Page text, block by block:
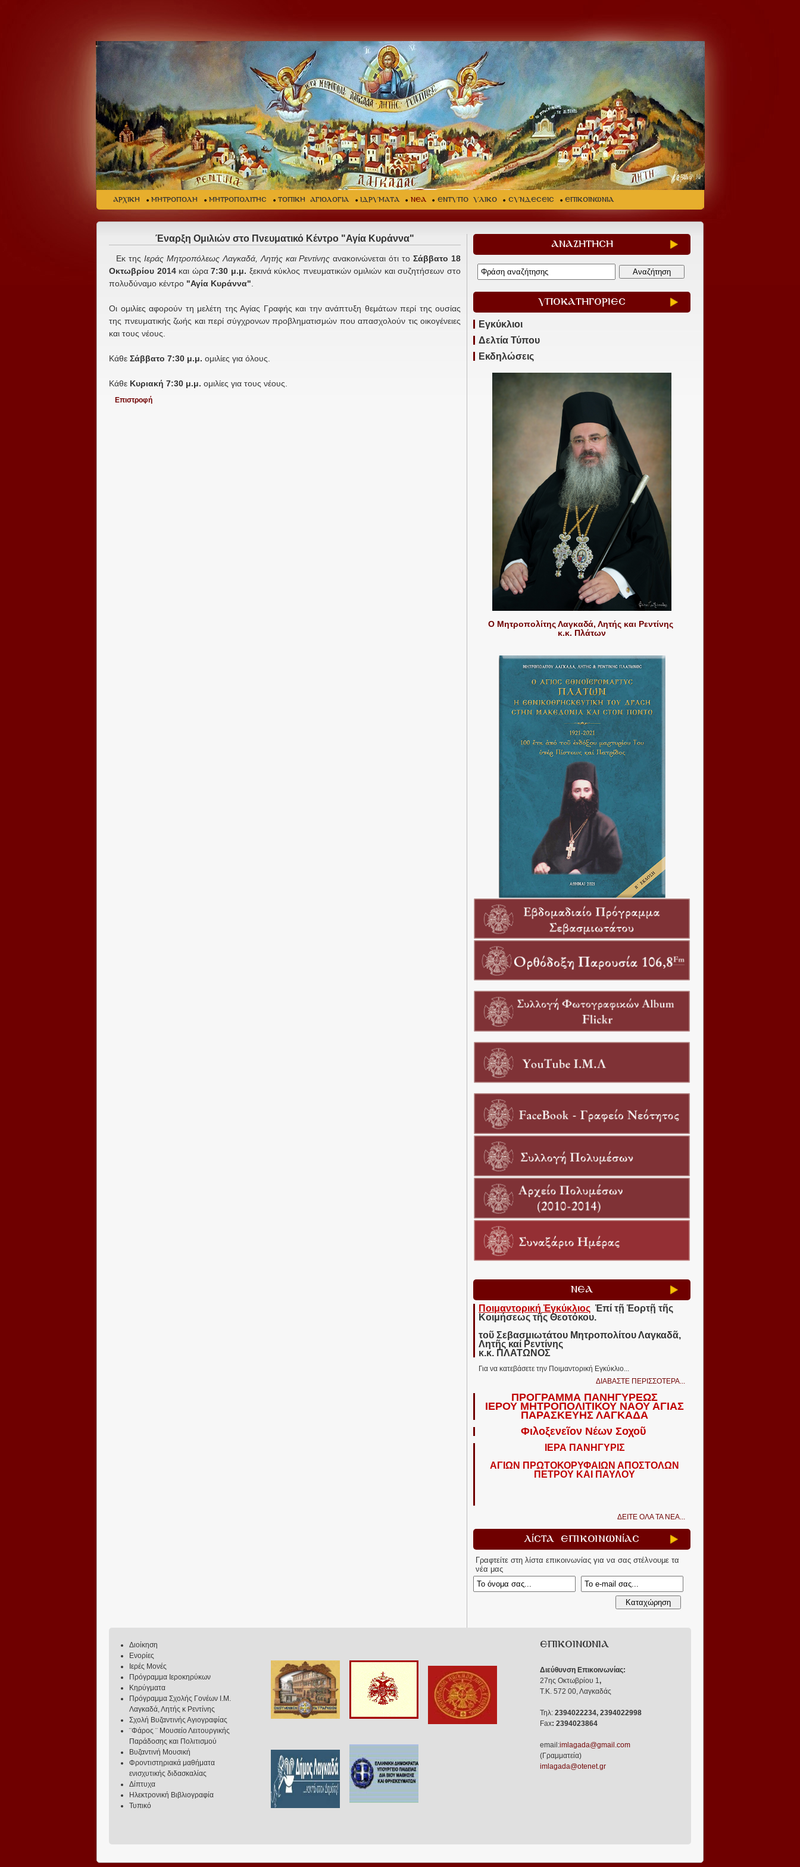
ΑΡΧΙΚΗ ΜΗΤΡΟΠΟΛΗ ΜΗΤΡΟΠΟΛΙΤΗΣ ΤΟΠΙΚΗ ΑΓΙΟΛΟΓΙΑ ΙΔΡΥΜΑΤΑ ΝΕΑ ΕΝΤΥΠΟ ΥΛΙΚΟ ΣΥΝΔΕΣΕΙΣ ΕΠΙΚΟΙΝΩΝΙΑ
Έναρξη Ομιλιών στο Πνευματικό Κέντρο "Αγία Κυράννα"
Εκ της Ιεράς Μητροπόλεως Λαγκαδά, Λητής και Ρεντίνης ανακοινώνεται ότι τοΣάββατο 18
Οκτωβρίου 2014 και ώρα7:30 μ.μ. ξεκινά κύκλος πνευματικών ομιλιών και συζητήσεων στο
πολυδύναμο κέντρο "Αγία Κυράννα"
Οι ομιλίες αφορούν τη μελέτη της Αγίας Γραφής και την ανάπτυξη θεμάτων περί της ουσίας
της πνευματικής ζωής και περί σύγχρονων προβληματισμών που απασχολούν τις οικογένειες
και τους νέους.
Κάθε Σάββατο 7:30 μ.μ. ομιλίες για όλους.
Κάθε Κυριακή 7:30 μ.μ. ομιλίες για τους νέους.
Επιστροφή
ΑΝΑΖΗΤΗΣΗ
ΥΠΟΚΑΤΗΓΟΡΙΕΣ
Εγκύκλιοι
Δελτία Τύπου
Εκδηλώσεις
Ο Μητροπολίτης Λαγκαδά, Λητής και Ρεντίνης
κ.κ. Πλάτων
ΝΕΑ
Ποιμαντορική Ἐγκύκλιος Ἐπί τῇ Ἑορτῇ τῆς
Κοιμήσεως τῆς Θεοτόκου.
τοῦ Σεβασμιωτάτου Μητροπολίτου Λαγκαδᾶ,
Λητῆς καί Ρεντίνης
κ.κ. ΠΛΑΤΩΝΟΣ
Για να κατεβάσετε την Ποιμαντορική Εγκύκλιο...
ΔΙΑΒΑΣΤΕ ΠΕΡΙΣΣΟΤΕΡΑ...
ΠΡΟΓΡΑΜΜΑ ΠΑΝΗΓΥΡΕΩΣ
ΙΕΡΟΥ ΜΗΤΡΟΠΟΛΙΤΙΚΟΥ ΝΑΟΥ ΑΓΙΑΣ
ΠΑΡΑΣΚΕΥΗΣ ΛΑΓΚΑΔΑ
Φιλοξενεῖον Νέων Σοχοῦ
ΙΕΡΑ ΠΑΝΗΓΥΡΙΣ
ΑΓΙΩΝ ΠΡΩΤΟΚΟΡΥΦΑΙΩΝ ΑΠΟΣΤΟΛΩΝ
ΠΕΤΡΟΥ ΚΑΙ ΠΑΥΛΟΥ
ΔΕΙΤΕ ΟΛΑ ΤΑ ΝΕΑ...
Λίστα Επικοινωνίας
Γραφτείτε στη λίστα επικοινωνίας για να σας στέλνουμε τα
νέα μας
Διοίκηση
Ενορίες
Ιερές Μονές
Πρόγραμμα Ιεροκηρύκων
Κηρύγματα
Πρόγραμμα Σχολής Γονέων Ι.Μ.
Λαγκαδά, Λητής κ Ρεντίνης
Σχολή Βυζαντινής Αγιογραφίας
¨Φάρος ¨ Μουσείο Λειτουργικής
Παράδοσης και Πολιτισμού
Βυζαντινή Μουσική
Φροντιστηριακά μαθήματα
ενισχυτικής διδασκαλίας
Δίπτυχα
Ηλεκτρονική Βιβλιογραφία
Τυπικό
ΕΠΙΚΟΙΝΩΝΙΑ
Διεύθυνση Επικοινωνίας:
27ης Οκτωβρίου 1,
Τ.Κ. 572 00, Λαγκαδάς
Τηλ: 2394022234, 2394022998
Fax: 2394023864
email:imlagada@gmail.com
(Γραμματεία)
imlagada@otenet.gr